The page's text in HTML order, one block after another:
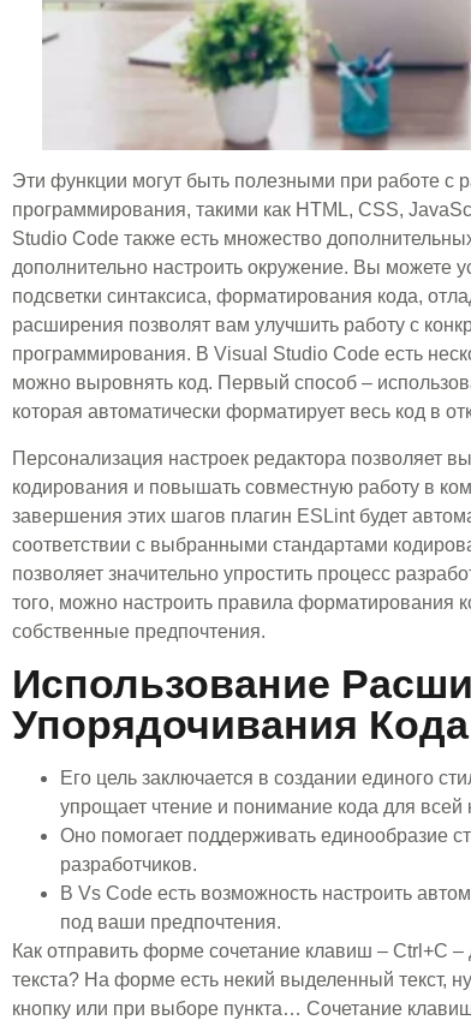
Эти функции могут быть полезными при работе с
программирования, такими как HTML, CSS,
Studio Code также есть множество
дополнительно настроить окружение. Вы можете
подсветки синтаксиса, форматирования кода,
расширения позволят вам улучшить работу с
программирования. В Visual Studio Code есть
можно выровнять код. Первый способ –
которая автоматически форматирует весь код в
Персонализация настроек редактора позволяет
кодирования и повышать совместную работу в
завершения этих шагов плагин ESLint будет
соответствии с выбранными стандартами
позволяет значительно упростить процесс
того, можно настроить правила форматирования
собственные предпочтения.
Использование
Упорядочивания Кода
Его цель заключается в создании единого
упрощает чтение и понимание кода для всей
Оно помогает поддерживать единообразие
разработчиков.
В Vs Code есть возможность настроить
под ваши предпочтения.
Как отправить форме сочетание клавиш – Ctrl+C
текста? На форме есть некий выделенный текст,
кнопку или при выборе пункта… Сочетание